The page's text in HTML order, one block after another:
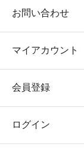
お問い合わせ
マイアカウント
会員登録
ログイン